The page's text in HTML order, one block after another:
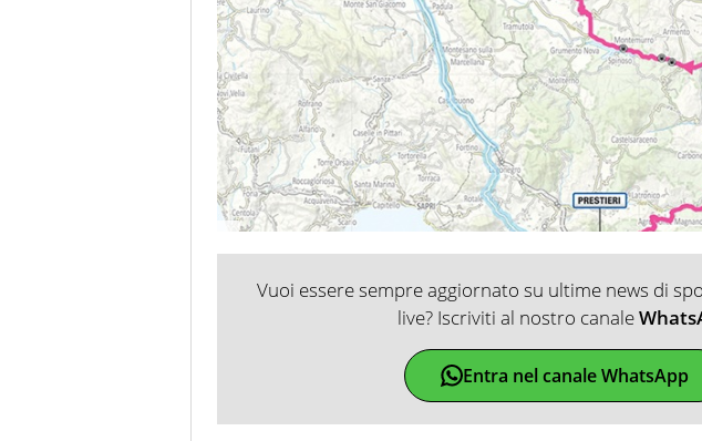
Vuoi essere sempre aggiornato su ultime news di
live? Iscriviti al nostro canale
Entra nel canale WhatsApp